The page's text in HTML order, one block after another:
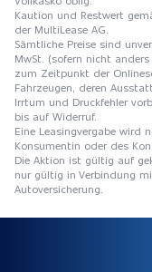
Kaution und Restwert
der MultiLease AG.
Sämtliche Preise sind
MwSt. (sofern nicht
zum Zeitpunkt der
Fahrzeugen, deren
Irrtum und Druckfehler
bis auf Widerruf.
Eine Leasingvergabe wird
Konsumentin oder des
Die Aktion ist gültig auf
nur gültig in Verbindung
Autoversicherung.